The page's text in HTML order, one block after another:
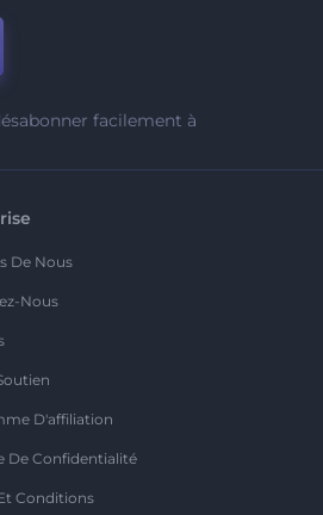
facilement à
De Nous
Nous
D'affiliation
De Confidentialité
Conditions